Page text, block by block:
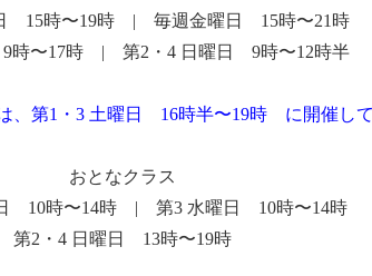
15時〜19時 | 毎週金曜日 15時〜21時
時〜17時 | 第2・4 日曜日 9時〜12時半
、第1・3 土曜日 16時半〜19時 に開催し
おとなクラス
10時〜14時 | 第3 水曜日 10時〜14時
第2・4 日曜日 13時〜19時